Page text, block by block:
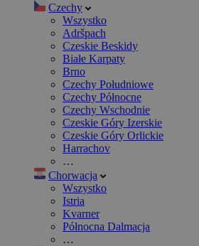
Czechy
Wszystko
Adršpach
Czeskie Beskidy
Białe Karpaty
Brno
Czechy Południowe
Czechy Północne
Czechy Wschodnie
Czeskie Góry Izerskie
Czeskie Góry Orlickie
Harrachov
…
Chorwacja
Wszystko
Istria
Kvarner
Północna Dalmacja
…